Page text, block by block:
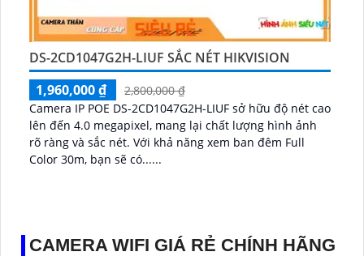
DS-2CD1047G2H-LIUF SẮC NÉT HIKVISION
1,960,000 ₫
2,800,000 ₫
Camera IP POE DS-2CD1047G2H-LIUF sở hữu độ nét cao
lên đến 4.0 megapixel, mang lại chất lượng hình ảnh
rõ ràng và sắc nét. Với khả năng xem ban đêm Full
Color 30m, bạn sẽ có......
CAMERA WIFI GIÁ RẺ CHÍNH HÃNG